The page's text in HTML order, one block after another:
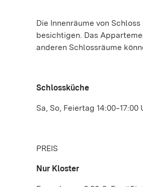
Die Innenräume von
besichtigen. Das
anderen Schlossräume
Schlossküche
Sa, So, Feiertag 14:00‒17:00
PREIS
Nur Kloster